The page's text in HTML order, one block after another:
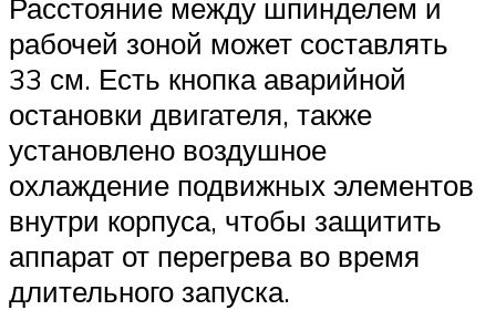
Расстояние между шпинделем и
рабочей зоной может составлять
33 см. Есть кнопка аварийной
остановки двигателя, также
установлено воздушное
охлаждение подвижных элементов
внутри корпуса, чтобы защитить
аппарат от перегрева во время
длительного запуска.